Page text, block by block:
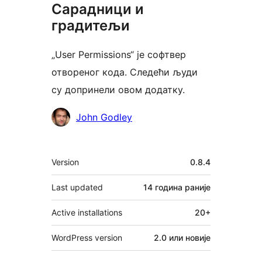
Сарадници и
градитељи
„User Permissions“ је софтвер
отвореног кода. Следећи људи
су допринели овом додатку.
СараднициJohn Godley
Мета
Version 0.8.4
Last updated 14 година раније
Active installations 20+
WordPress version 2.0 или новије